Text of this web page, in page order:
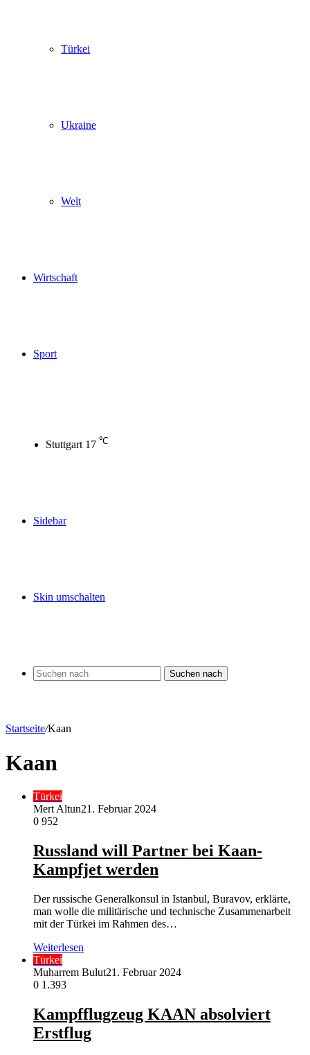
Türkei
Ukraine
Welt
Wirtschaft
Sport
Stuttgart 17 ℃
Sidebar
Skin umschalten
Suchen nach
Startseite/Kaan
Kaan
Türkei
Mert Altun21. Februar 2024
0 952
Russland will Partner bei Kaan-
Kampfjet werden
Der russische Generalkonsul in Istanbul, Buravov, erklärte,
man wolle die militärische und technische Zusammenarbeit
mit der Türkei im Rahmen des…
Weiterlesen
Türkei
Muharrem Bulut21. Februar 2024
0 1.393
Kampfflugzeug KAAN absolviert
Erstflug